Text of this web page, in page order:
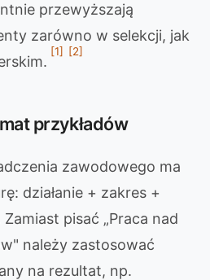
przewyższają
zarówno w selekcji, jak
[1] [2]
przykładów
zawodowego ma
działanie + zakres +
pisać „Praca nad
należy zastosować
na rezultat, np.